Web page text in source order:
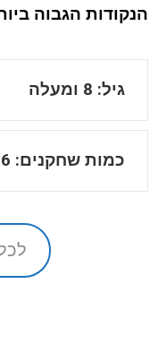
הנקודות הגבוה
גיל: 8 ומעלה
כמות שחקנים: 6 – 18 משתתפים